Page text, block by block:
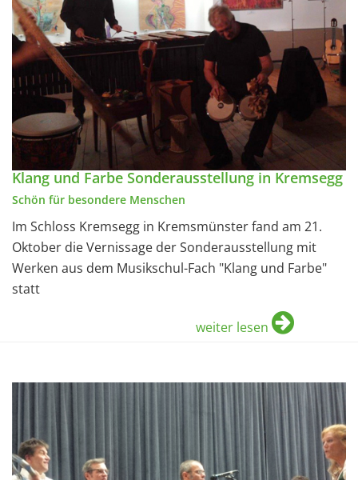
Klang und Farbe Sonderausstellung in Kremsegg
Schön für besondere Menschen
Im Schloss Kremsegg in Kremsmünster fand am 21.
Oktober die Vernissage der Sonderausstellung mit
Werken aus dem Musikschul-Fach "Klang und Farbe"
statt
weiter lesen